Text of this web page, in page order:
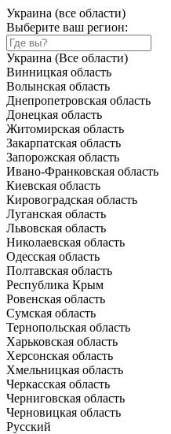
Украина (все области)
Выберите ваш регион:
Украина (Все области)
Винницкая область
Волынская область
Днепропетровская область
Донецкая область
Житомирская область
Закарпатская область
Запорожская область
Ивано-Франковская область
Киевская область
Кировоградская область
Луганская область
Львовская область
Николаевская область
Одесская область
Полтавская область
Республика Крым
Ровенская область
Сумская область
Тернопольская область
Харьковская область
Херсонская область
Хмельницкая область
Черкасская область
Черниговская область
Черновицкая область
Русский